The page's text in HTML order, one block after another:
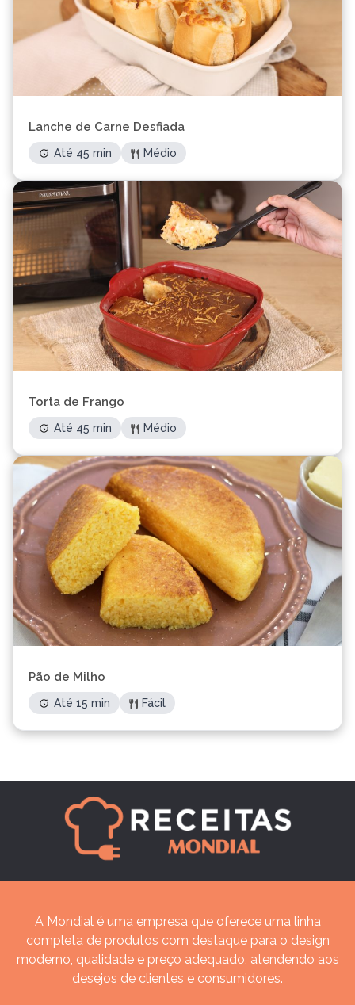
Lanche de Carne Desfiada
Até 45 min Médio
Torta de Frango
Até 45 min Médio
Pão de Milho
Até 15 min Fácil
A Mondial é uma empresa que oferece uma linha
completa de produtos com destaque para o design
moderno, qualidade e preço adequado, atendendo aos
desejos de clientes e consumidores.